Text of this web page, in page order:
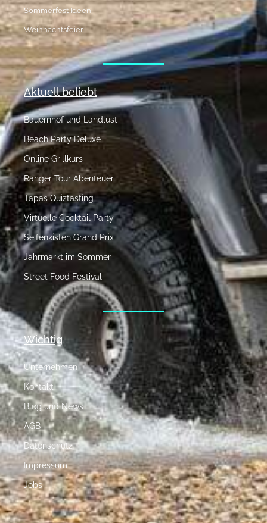
Sommerfest Ideen
Weihnachtsfeier
Aktuell beliebt
Bauernhof und Landlust
Beach Party Deluxe
Online Grillkurs
Ranger Tour Abenteuer
Tapas Quiztasting
Virtuelle Cocktail Party
Seifenkisten Grand Prix
Jahrmarkt im Sommer
Street Food Festival
Wichtig
Unternehmen
Kontakt
Blog und News
AGB
Datenschutz
Impressum
Jobs